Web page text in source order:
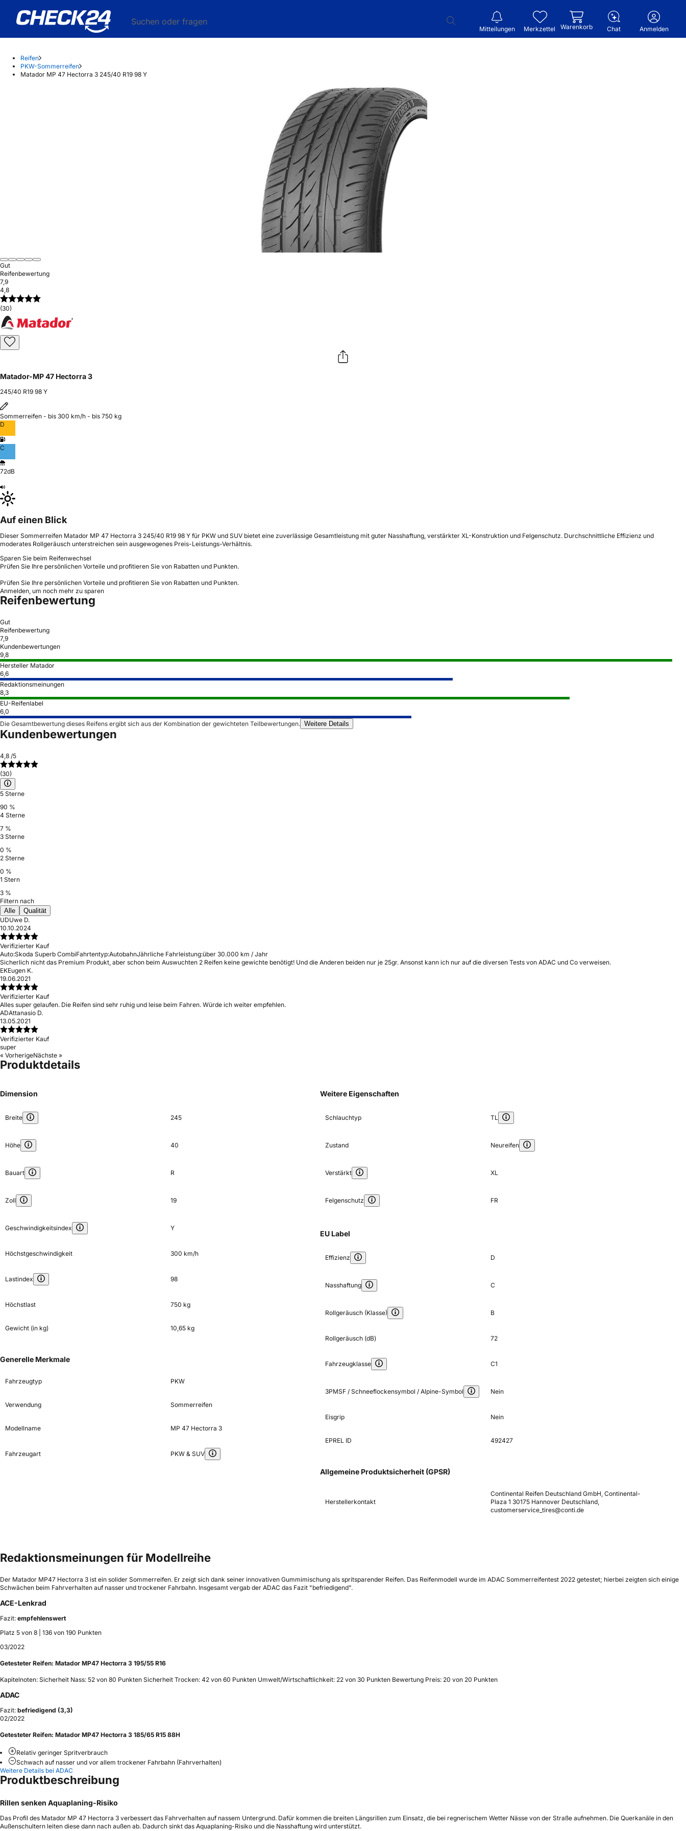
Suchen oder fragen
Mitteilungen Merkzettel Warenkorb Chat Anmelden
Reifen
PKW-Sommerreifen
Matador MP 47 Hectorra 3 245/40 R19 98 Y
Gut
Reifenbewertung
7,9
4,8
(30)
Matador-MP 47 Hectorra 3
245/40 R19 98 Y
Sommerreifen - bis 300 km/h - bis 750 kg
D
C
72dB
Auf einen Blick
Dieser Sommerreifen Matador MP 47 Hectorra 3 245/40 R19 98 Y für PKW und SUV bietet eine zuverlässige Gesamtleistung mit guter Nasshaftung, verstärkter XL-Konstruktion und Felgenschutz. Durchschnittliche Effizienz und
moderates Rollgeräusch unterstreichen sein ausgewogenes Preis-Leistungs-Verhältnis.
Sparen Sie beim Reifenwechsel
Prüfen Sie Ihre persönlichen Vorteile und profitieren Sie von Rabatten und Punkten.
Prüfen Sie Ihre persönlichen Vorteile und profitieren Sie von Rabatten und Punkten.
Anmelden, um noch mehr zu sparen
Reifenbewertung
Gut
Reifenbewertung
7,9
Kundenbewertungen
9,8
Hersteller Matador
6,6
Redaktionsmeinungen
8,3
EU-Reifenlabel
6,0
Die Gesamtbewertung dieses Reifens ergibt sich aus der Kombination der gewichteten Teilbewertungen. Weitere Details
Kundenbewertungen
4,8 /5
(30)
5 Sterne
90 %
4 Sterne
7 %
3 Sterne
0 %
2 Sterne
0 %
1 Stern
3 %
Filtern nach
Alle
Qualität
UDUwe D.
10.10.2024
Verifizierter Kauf
Auto:Skoda Superb CombiFahrtentyp:AutobahnJährliche Fahrleistung:über 30.000 km / Jahr
Sicherlich nicht das Premium Produkt, aber schon beim Auswuchten 2 Reifen keine gewichte benötigt! Und die Anderen beiden nur je 25gr. Ansonst kann ich nur auf die diversen Tests von ADAC und Co verweisen.
EKEugen K.
19.06.2021
Verifizierter Kauf
Alles super gelaufen. Die Reifen sind sehr ruhig und leise beim Fahren. Würde ich weiter empfehlen.
ADAttanasio D.
13.05.2021
Verifizierter Kauf
super
« VorherigeNächste »
Produktdetails
Dimension
Breite 245
Höhe 40
Bauart R
Zoll 19
Geschwindigkeitsindex Y
Höchstgeschwindigkeit 300 km/h
Lastindex 98
Höchstlast 750 kg
Gewicht (in kg) 10,65 kg
Generelle Merkmale
Fahrzeugtyp PKW
Verwendung Sommerreifen
Modellname MP 47 Hectorra 3
Fahrzeugart PKW & SUV
Weitere Eigenschaften
Schlauchtyp TL
Zustand Neureifen
Verstärkt XL
Felgenschutz FR
EU Label
Effizienz D
Nasshaftung C
Rollgeräusch (Klasse) B
Rollgeräusch (dB) 72
Fahrzeugklasse C1
3PMSF / Schneeflockensymbol / Alpine-Symbol Nein
Eisgrip Nein
EPREL ID 492427
Allgemeine Produktsicherheit (GPSR)
Herstellerkontakt
Continental Reifen Deutschland GmbH, Continental-
Plaza 1 30175 Hannover Deutschland,
customerservice_tires@conti.de
Redaktionsmeinungen für Modellreihe
Der Matador MP47 Hectorra 3 ist ein solider Sommerreifen. Er zeigt sich dank seiner innovativen Gummimischung als spritsparender Reifen. Das Reifenmodell wurde im ADAC Sommerreifentest 2022 getestet; hierbei zeigten sich einige
Schwächen beim Fahrverhalten auf nasser und trockener Fahrbahn. Insgesamt vergab der ADAC das Fazit "befriedigend".
ACE-Lenkrad
Fazit: empfehlenswert
Platz 5 von 8 | 136 von 190 Punkten
03/2022
Getesteter Reifen: Matador MP47 Hectorra 3 195/55 R16
Kapitelnoten: Sicherheit Nass: 52 von 80 Punkten Sicherheit Trocken: 42 von 60 Punkten Umwelt/Wirtschaftlichkeit: 22 von 30 Punkten Bewertung Preis: 20 von 20 Punkten
ADAC
Fazit: befriedigend (3,3)
02/2022
Getesteter Reifen: Matador MP47 Hectorra 3 185/65 R15 88H
Relativ geringer Spritverbrauch
Schwach auf nasser und vor allem trockener Fahrbahn (Fahrverhalten)
Weitere Details bei ADAC
Produktbeschreibung
Rillen senken Aquaplaning-Risiko
Das Profil des Matador MP 47 Hectorra 3 verbessert das Fahrverhalten auf nassem Untergrund. Dafür kommen die breiten Längsrillen zum Einsatz, die bei regnerischem Wetter Nässe von der Straße aufnehmen. Die Querkanäle in den
Außenschultern leiten diese dann nach außen ab. Dadurch sinkt das Aquaplaning-Risiko und die Nasshaftung wird unterstützt.